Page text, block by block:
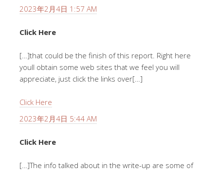
2023年2月4日 1:57 AM
Click Here
[…]that could be the finish of this report. Right here
youll obtain some web sites that we feel you will
appreciate, just click the links over[…]
Click Here
2023年2月4日 5:44 AM
Click Here
[…]The info talked about in the write-up are some of